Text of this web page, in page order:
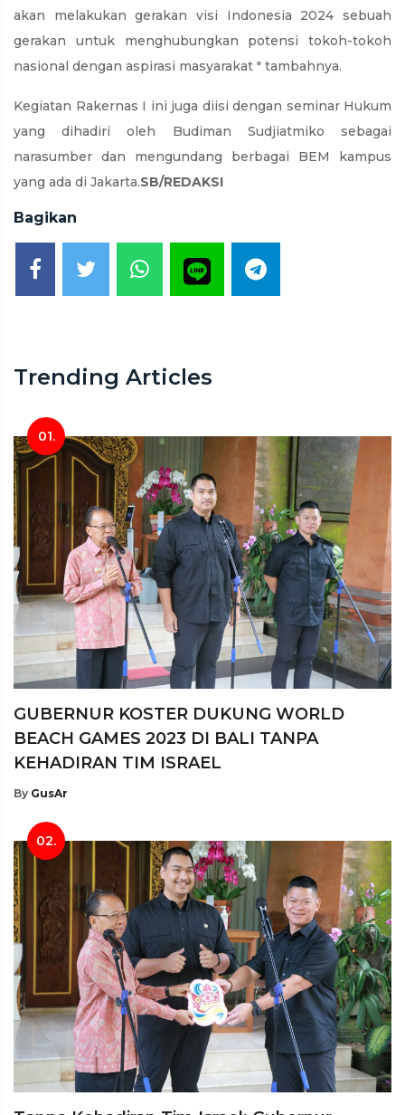
akan melakukan gerakan visi Indonesia 2024 sebuah
gerakan untuk menghubungkan potensi tokoh-tokoh
nasional dengan aspirasi masyarakat " tambahnya.
Kegiatan Rakernas I ini juga diisi dengan seminar Hukum
yang dihadiri oleh Budiman Sudjiatmiko sebagai
narasumber dan mengundang berbagai BEM kampus
yang ada di Jakarta.SB/REDAKSI
Bagikan
Trending Articles
01.
GUBERNUR KOSTER DUKUNG WORLD
BEACH GAMES 2023 DI BALI TANPA
KEHADIRAN TIM ISRAEL
By GusAr
02.